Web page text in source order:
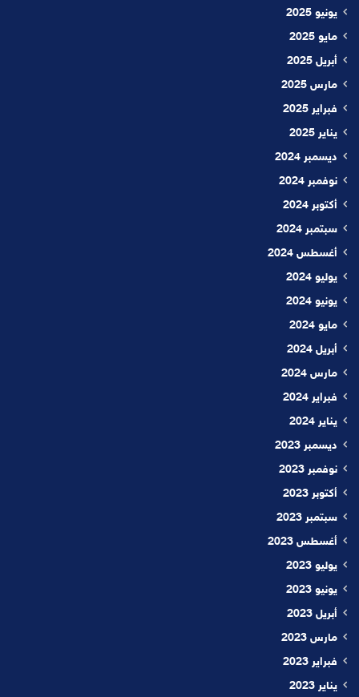
يونيو 2025
مايو 2025
أبريل 2025
مارس 2025
فبراير 2025
يناير 2025
ديسمبر 2024
نوفمبر 2024
أكتوبر 2024
سبتمبر 2024
أغسطس 2024
يوليو 2024
يونيو 2024
مايو 2024
أبريل 2024
مارس 2024
فبراير 2024
يناير 2024
ديسمبر 2023
نوفمبر 2023
أكتوبر 2023
سبتمبر 2023
أغسطس 2023
يوليو 2023
يونيو 2023
أبريل 2023
مارس 2023
فبراير 2023
يناير 2023